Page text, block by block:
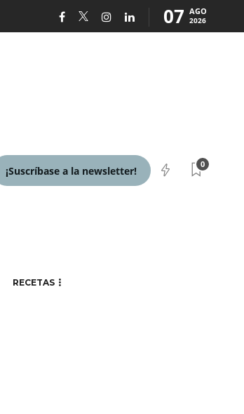
07 AGO
2026
¡Suscríbase a la newsletter!
0
RECETAS